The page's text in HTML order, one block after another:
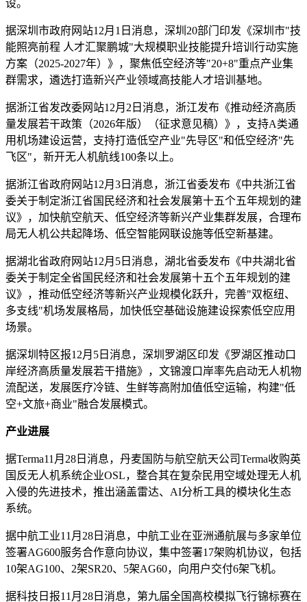
设。
据深圳市政府网站12月1日消息，深圳20部门印发《深圳市"技
能照亮前程 人才汇聚鹏城"大规模职业技能提升培训行动实施
方案（2025-2027年）》，聚焦低空经济等"20+8"重点产业集
群需求，遴选打造新兴产业领域高技能人才培训基地。
据浙江省发改委网站12月2日消息，浙江发布《推动经济高质
量发展若干政策（2026年版）（征求意见稿）》，支持A类通
用机场建设运营，支持打造低空产业"先导区"和低空经济"先
飞区"，新开无人机航线100条以上。
据浙江省政府网站12月3日消息，浙江省委发布《中共浙江省
委关于制定浙江省国民经济和社会发展第十五个五年规划的建
议》，加快航空航天、低空经济等新兴产业集群发展，合理布
局无人机公共起降场、低空智能网联设施等低空新基建。
据湖北省政府网站12月5日消息，湖北省委发布《中共湖北省
委关于制定全省国民经济和社会发展第十五个五年规划的建
议》，推动低空经济等新兴产业规模化跃升，完善"双枢纽、
多支线"机场发展格局，加快低空基础设施建设探索低空应用
场景。
据深圳特区报12月5日消息，深圳罗湖区印发《罗湖区推动口
岸经济高质量发展若干措施》，文锦渡口岸率先启动无人机物
流配送，发展医疗冷链、生鲜等高附加值低空运输，构建"低
空+文旅+商业"融合发展模式。
产业进展
据Terma11月28日消息，丹麦国防与航空航天公司Terma收购英
国反无人机系统企业OSL，整合其在复杂民用空域处理无人机
入侵的先进技术，推出涵盖雷达、AI分析工具的模块化生态
系统。
据中航工业11月28日消息，中航工业在亚洲通航展与多家单位
签署AG600服务合作意向协议，集中签署17架购机协议，包括
10架AG100、2架SR20、5架AG60，向用户交付6架飞机。
据科技日报11月28日消息，第九届全国高校模拟飞行锦标赛在